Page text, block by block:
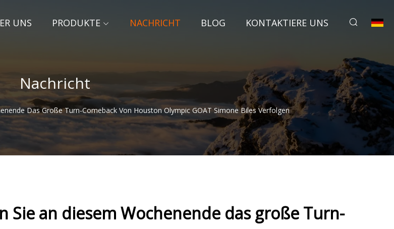
UNS PRODUKTE NACHRICHT BLOG KONTAKTIERE UNS
Nachricht
Das Große Turn-Comeback Von Houston Olympic GOAT Simone Biles Verfolgen
Sie an diesem Wochenende das große Turn-